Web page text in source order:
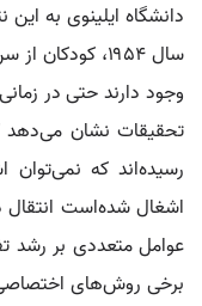
دانشگاه ایلینوی به
وجود دارند حتی در
رسیده‌اند که
اشغال شده‌است
عوامل متعددی بر رشد
برخی روش‌های